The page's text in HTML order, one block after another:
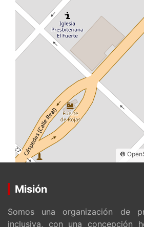
©
Misión
Somos una organización de
inclusiva, con una concepción